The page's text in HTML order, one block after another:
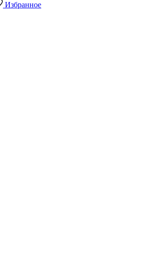
Избранное